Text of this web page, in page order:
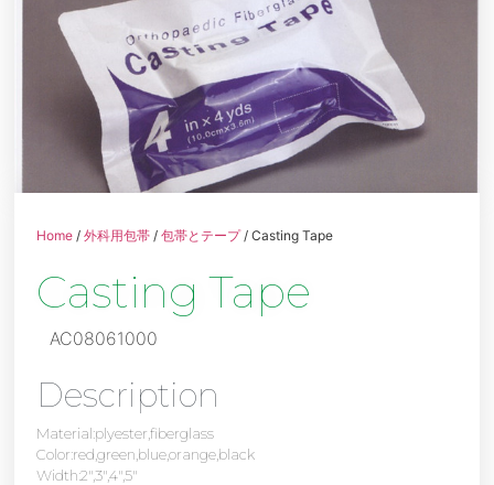
Home /外科用包帯 /包帯とテープ/ Casting Tape
Casting Tape
AC08061000
Description
Material:plyester,fiberglass
Color:red,green,blue,orange,black
Width:2″,3″,4″,5″